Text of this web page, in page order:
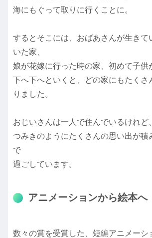
海にもぐって取りに行くことに。
するとそこには、おばあさんが生きて
いた家、
娘が花嫁に行った時の家、初めて子供
下へ下へといくと、どの家にもたくさ
りました。
おじいさんは一人で住んでいるけれど、
つみきのようにたくさんの思い出が積
で
過ごしています。
アニメーションから絵本へ
数々の賞を受賞した、短編アニメーシ